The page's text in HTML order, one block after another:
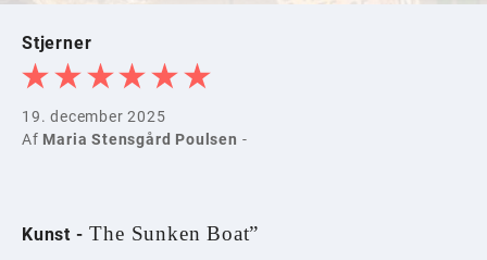
Stjerner
19. december 2025
Af Maria Stensgård Poulsen -
Kunst - The Sunken Boat”